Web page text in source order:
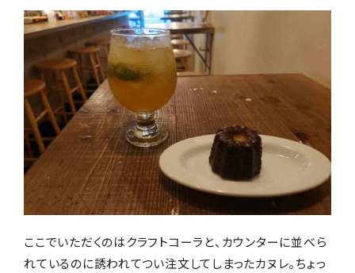
ここでいただくのはクラフトコーラと、カウンターに並べら
れているのに誘われてつい注文してしまったカヌレ。ちょっ